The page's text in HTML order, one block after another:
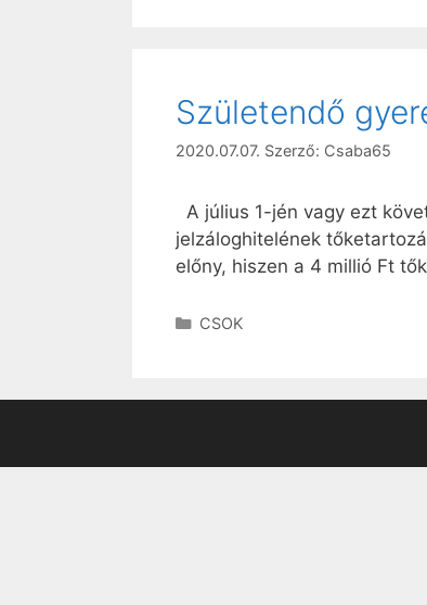
Születendő
2020.07.07. Szerző: Csaba65
A július 1-jén vagy ezt
jelzáloghitelének
előny, hiszen a 4 millió Ft
Kategória
CSOK